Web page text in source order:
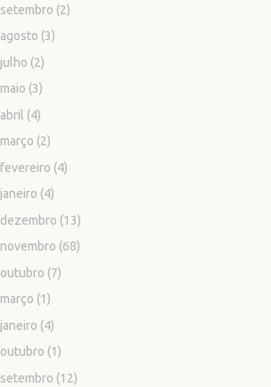
setembro (2)
agosto (3)
julho (2)
maio (3)
abril (4)
março (2)
fevereiro (4)
janeiro (4)
dezembro (13)
novembro (68)
outubro (7)
março (1)
janeiro (4)
outubro (1)
setembro (12)